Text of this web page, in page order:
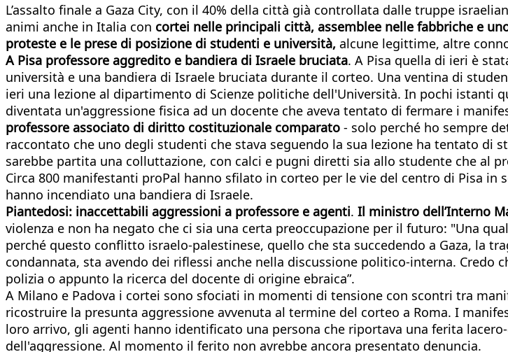
L’assalto finale a Gaza City, con il 40% della città già controllata dalle truppe
animi anche in Italia con cortei nelle principali città, assemblee nelle fabbriche e
proteste e le prese di posizione di studenti e università, alcune legittime, altre
A Pisa professore aggredito e bandiera di Israele bruciata. A Pisa quella di ieri è
università e una bandiera di Israele bruciata durante il corteo. Una ventina di
ieri una lezione al dipartimento di Scienze politiche dell'Università. In pochi istanti
diventata un'aggressione fisica ad un docente che aveva tentato di fermare i
professore associato di diritto costituzionale comparato - solo perché ho sempre
raccontato che uno degli studenti che stava seguendo la sua lezione ha tentato di
sarebbe partita una colluttazione, con calci e pugni diretti sia allo studente che al
Circa 800 manifestanti proPal hanno sfilato in corteo per le vie del centro di Pisa
hanno incendiato una bandiera di Israele.
Piantedosi: inaccettabili aggressioni a professore e agenti. Il ministro dell’Interno
violenza e non ha negato che ci sia una certa preoccupazione per il futuro: "Una
perché questo conflitto israelo-palestinese, quello che sta succedendo a Gaza, la
condannata, sta avendo dei riflessi anche nella discussione politico-interna. Credo
polizia o appunto la ricerca del docente di origine ebraica”.
A Milano e Padova i cortei sono sfociati in momenti di tensione con scontri tra
ricostruire la presunta aggressione avvenuta al termine del corteo a Roma. I
loro arrivo, gli agenti hanno identificato una persona che riportava una ferita
dell'aggressione. Al momento il ferito non avrebbe ancora presentato denuncia.